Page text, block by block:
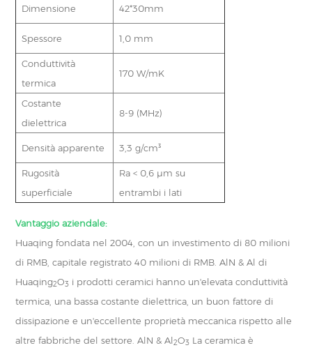
Dimensione 42*30mm
Spessore 1,0 mm
Conduttività
termica
170 W/mK
Costante
dielettrica
8-9 (MHz)
Densità apparente 3,3 g/cm³
Rugosità
superficiale
Ra < 0,6 μm su
entrambi i lati
Vantaggio aziendale:
Huaqing fondata nel 2004, con un investimento di 80 milioni
di RMB, capitale registrato 40 milioni di RMB. AlN & Al di
Huaqing2O3 i prodotti ceramici hanno un'elevata conduttività
termica, una bassa costante dielettrica, un buon fattore di
dissipazione e un'eccellente proprietà meccanica rispetto alle
altre fabbriche del settore. AlN & Al2O3 La ceramica è